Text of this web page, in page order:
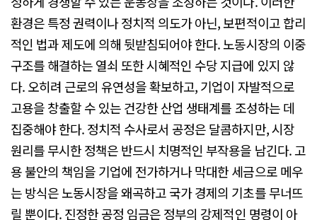
환경은 특정 권력이나 정치적 의도가 아닌, 보편적이고 합리
적인 법과 제도에 의해 뒷받침되어야 한다. 노동시장의 이중
구조를 해결하는 열쇠 또한 시혜적인 수당 지급에 있지 않
다. 오히려 근로의 유연성을 확보하고, 기업이 자발적으로
고용을 창출할 수 있는 건강한 산업 생태계를 조성하는 데
집중해야 한다. 정치적 수사로서 공정은 달콤하지만, 시장
원리를 무시한 정책은 반드시 치명적인 부작용을 남긴다. 고
용 불안의 책임을 기업에 전가하거나 막대한 세금으로 메우
는 방식은 노동시장을 왜곡하고 국가 경제의 기초를 무너뜨
릴 뿐이다. 진정한 공정 임금은 정부의 강제적인 명령이 아